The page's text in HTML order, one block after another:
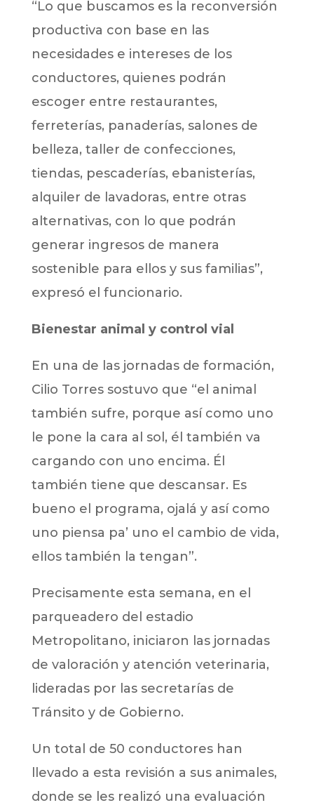
“Lo que buscamos es la reconversión
productiva con base en las
necesidades e intereses de los
conductores, quienes podrán
escoger entre restaurantes,
ferreterías, panaderías, salones de
belleza, taller de confecciones,
tiendas, pescaderías, ebanisterías,
alquiler de lavadoras, entre otras
alternativas, con lo que podrán
generar ingresos de manera
sostenible para ellos y sus familias”,
expresó el funcionario.
Bienestar animal y control vial
En una de las jornadas de formación,
Cilio Torres sostuvo que “el animal
también sufre, porque así como uno
le pone la cara al sol, él también va
cargando con uno encima. Él
también tiene que descansar. Es
bueno el programa, ojalá y así como
uno piensa pa’ uno el cambio de vida,
ellos también la tengan”.
Precisamente esta semana, en el
parqueadero del estadio
Metropolitano, iniciaron las jornadas
de valoración y atención veterinaria,
lideradas por las secretarías de
Tránsito y de Gobierno.
Un total de 50 conductores han
llevado a esta revisión a sus animales,
donde se les realizó una evaluación